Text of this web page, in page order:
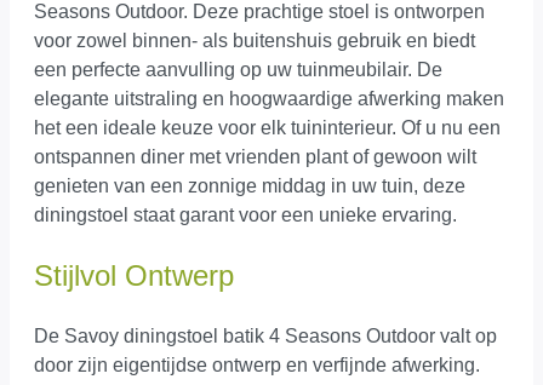
Seasons Outdoor. Deze prachtige stoel is ontworpen
voor zowel binnen- als buitenshuis gebruik en biedt
een perfecte aanvulling op uw tuinmeubilair. De
elegante uitstraling en hoogwaardige afwerking maken
het een ideale keuze voor elk tuininterieur. Of u nu een
ontspannen diner met vrienden plant of gewoon wilt
genieten van een zonnige middag in uw tuin, deze
diningstoel staat garant voor een unieke ervaring.
Stijlvol Ontwerp
De Savoy diningstoel batik 4 Seasons Outdoor valt op
door zijn eigentijdse ontwerp en verfijnde afwerking.